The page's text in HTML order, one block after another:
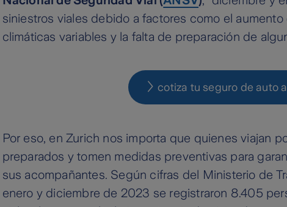
siniestros viales debido a factores como el
climáticas variables y la falta de preparación de
cotiza tu seguro de auto
Por eso, en Zurich nos importa que quienes viajan
preparados y tomen medidas preventivas para
sus acompañantes. Según cifras del Ministerio de
enero y diciembre de 2023 se registraron 8.405